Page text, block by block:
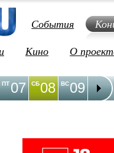
События
Кино О
07
ПТ 08
СБ 09
ВС 10
ПН